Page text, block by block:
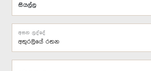
අතුරලියේ රතන
අසන ලද්දේ